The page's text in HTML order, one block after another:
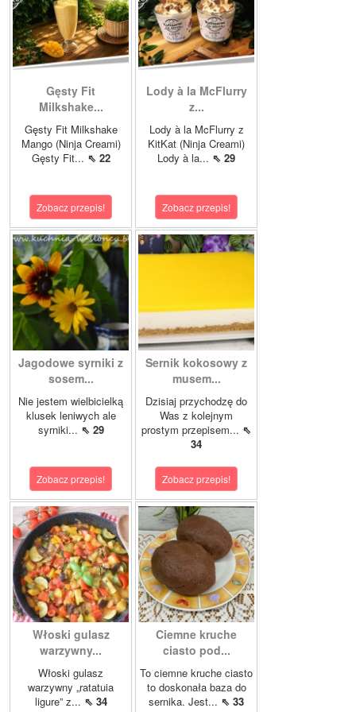
Gęsty Fit
Milkshake...
Gęsty Fit Milkshake
Mango (Ninja Creami)
Gęsty Fit... ⇖ 22
Zobacz przepis!
Lody à la McFlurry
z...
Lody à la McFlurry z
KitKat (Ninja Creami)
Lody à la... ⇖ 29
Zobacz przepis!
Jagodowe syrniki z
sosem...
Nie jestem wielbicielką
klusek leniwych ale
syrniki... ⇖ 29
Zobacz przepis!
Sernik kokosowy z
musem...
Dzisiaj przychodzę do
Was z kolejnym
prostym przepisem... ⇖
34
Zobacz przepis!
Włoski gulasz
warzywny...
Włoski gulasz
warzywny „ratatuia
ligure” z... ⇖ 34
Ciemne kruche
ciasto pod...
To ciemne kruche ciasto
to doskonała baza do
sernika. Jest... ⇖ 33